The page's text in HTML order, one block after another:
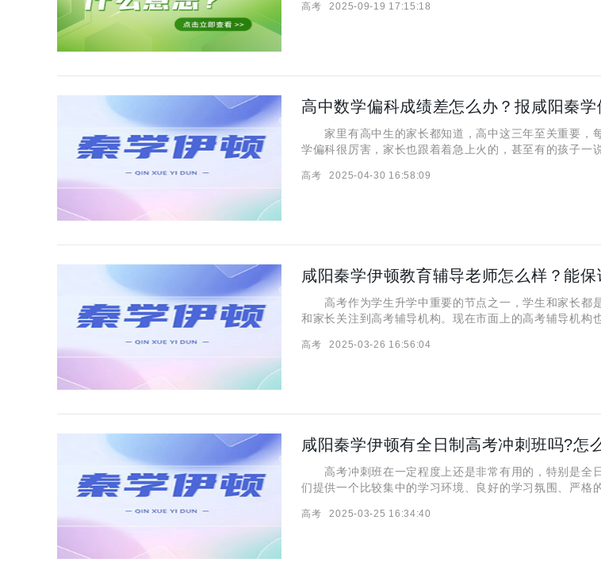
不偿失，弄巧成拙。（多此一举，不仅无益，反而有害
高考 2025-09-19 17:15:18
家里有高中生的家长都知道，高中这三年至关重要，
学偏科很厉害，家长也跟着着急上火的，甚至有的孩子一
孩子数学不好，是因为基础没打扎实。从初中甚至小学的
高考 2025-04-30 16:58:09
咸阳秦学伊顿教育辅导老师怎么样？能保
高考作为学生升学中重要的节点之一，学生和家长都
和家长关注到高考辅导机构。现在市面上的高考辅导机构
教师怎么样？教学质量能保证吗？下面小编就来跟大家
高考 2025-03-26 16:56:04
咸阳秦学伊顿有全日制高考冲刺班吗?怎
高考冲刺班在一定程度上还是非常有用的，特别是全
们提供一个比较集中的学习环境、良好的学习氛围、严格
效果怎么样？下面，小编就跟大家跟大家解答一下。 咸
高考 2025-03-25 16:34:40